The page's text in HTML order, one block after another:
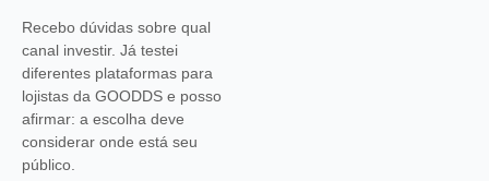
Recebo dúvidas sobre qual
canal investir. Já testei
diferentes plataformas para
lojistas da GOODDS e posso
afirmar: a escolha deve
considerar onde está seu
público.